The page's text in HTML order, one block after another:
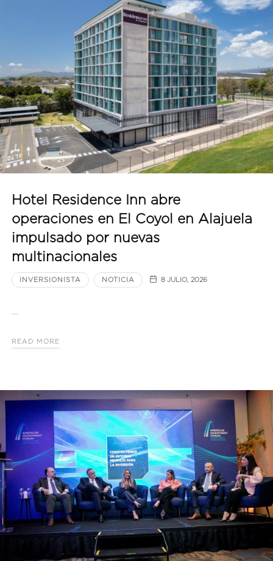
Hotel Residence Inn abre
operaciones en El Coyol en Alajuela
impulsado por nuevas
multinacionales
INVERSIONISTA NOTICIA 8 JULIO, 2026
…
READ MORE